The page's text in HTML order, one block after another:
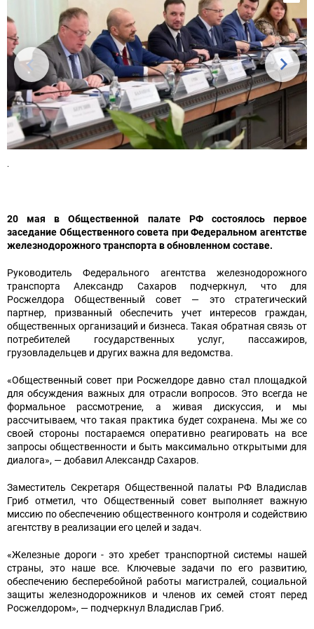
Развитие сети железных дорог
Противодействие коррупции
Обеспечение доступности услуг
железнодорожного транспорта
комплексной модернизации и расширения
магистральной инфраструктуры"
Подготовка кадров для железнодорожной
отрасли
Информационное сообщение о проведении
конкурса на замещение должности
генерального директора Федерального
государственного унитарного предприятия
«Крымская железная дорога»
Сервисы
Общественное мнение
Полезная информация
Референтные группы
Отзывы о качестве созданных условий для
инвалидов
.
20 мая в Общественной палате РФ состоялось первое
заседание Общественного совета при Федеральном агентстве
железнодорожного транспорта в обновленном составе.
Руководитель Федерального агентства железнодорожного
транспорта Александр Сахаров подчеркнул, что для
Росжелдора Общественный совет — это стратегический
партнер, призванный обеспечить учет интересов граждан,
общественных организаций и бизнеса. Такая обратная связь от
потребителей государственных услуг, пассажиров,
грузовладельцев и других важна для ведомства.
«Общественный совет при Росжелдоре давно стал площадкой
для обсуждения важных для отрасли вопросов. Это всегда не
формальное рассмотрение, а живая дискуссия, и мы
рассчитываем, что такая практика будет сохранена. Мы же со
своей стороны постараемся оперативно реагировать на все
запросы общественности и быть максимально открытыми для
диалога», — добавил Александр Сахаров.
Заместитель Секретаря Общественной палаты РФ Владислав
Гриб отметил, что Общественный совет выполняет важную
миссию по обеспечению общественного контроля и содействию
агентству в реализации его целей и задач.
«Железные дороги - это хребет транспортной системы нашей
страны, это наше все. Ключевые задачи по его развитию,
обеспечению бесперебойной работы магистралей, социальной
защиты железнодорожников и членов их семей стоят перед
Росжелдором», — подчеркнул Владислав Гриб.